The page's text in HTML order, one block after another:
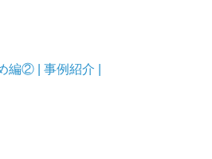
編② | 事例紹介 |